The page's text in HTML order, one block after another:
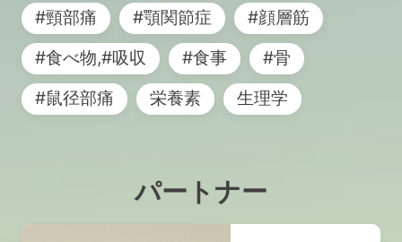
#頸部痛
#顎関節症
#顔層筋
#食べ物,#吸収
#食事
#骨
#鼠径部痛
栄養素 生理学
パートナー